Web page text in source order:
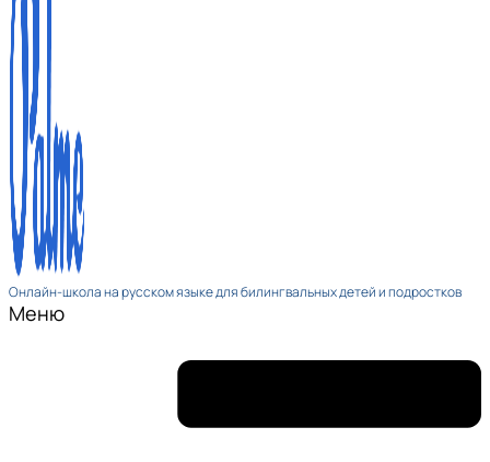
Онлайн-школа на русском языке для билингвальных детей и подростков
Меню